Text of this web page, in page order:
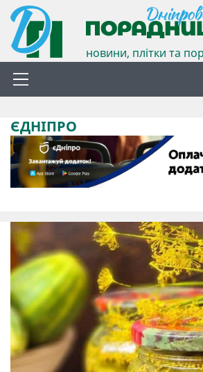
новини, плітки та
ЄДНІПРО